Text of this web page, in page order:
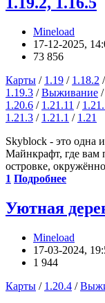
Mineload
17-12-2025,
73 856
Карты / 1.19 / 1.18.2 /
1.19.3 /Выживание /
1.20.6 / 1.21.11 /
1.21.3 / 1.21.1 / 1.21
Skyblock - это одна
Майнкрафт, где вам
островке,
1 Подробнее
Уютная
Mineload
17-03-2024,
1 944
Карты / 1.20.4 /